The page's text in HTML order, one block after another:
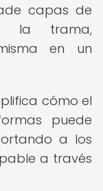
capas de
la trama,
en un
cómo el
puede
a los
a través